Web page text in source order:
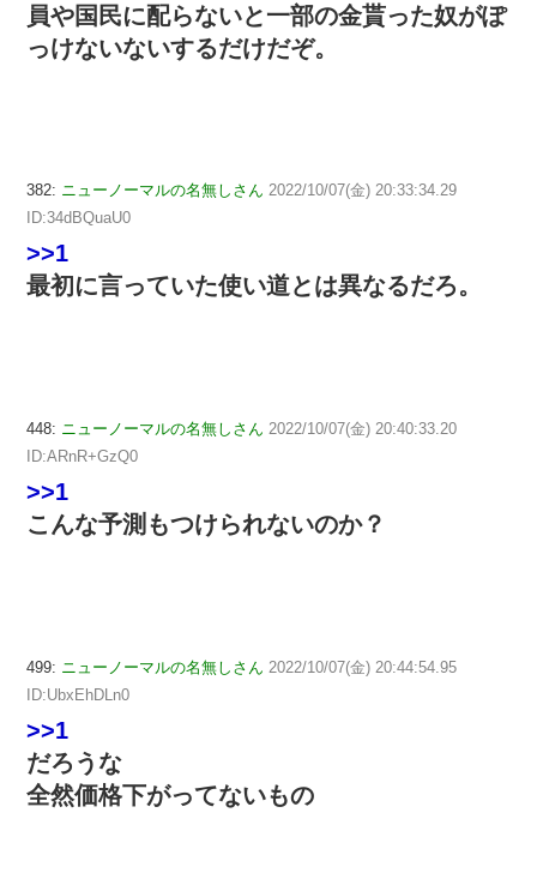
員や国民に配らないと一部の金貰った奴がぽ
っけないないするだけだぞ。
382: ニューノーマルの名無しさん 2022/10/07(金) 20:33:34.29
ID:34dBQuaU0
>>1
最初に言っていた使い道とは異なるだろ。
448: ニューノーマルの名無しさん 2022/10/07(金) 20:40:33.20
ID:ARnR+GzQ0
>>1
こんな予測もつけられないのか？
499: ニューノーマルの名無しさん 2022/10/07(金) 20:44:54.95
ID:UbxEhDLn0
>>1
だろうな
全然価格下がってないもの